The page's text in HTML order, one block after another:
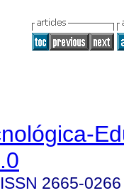
ISSN 2665-0266